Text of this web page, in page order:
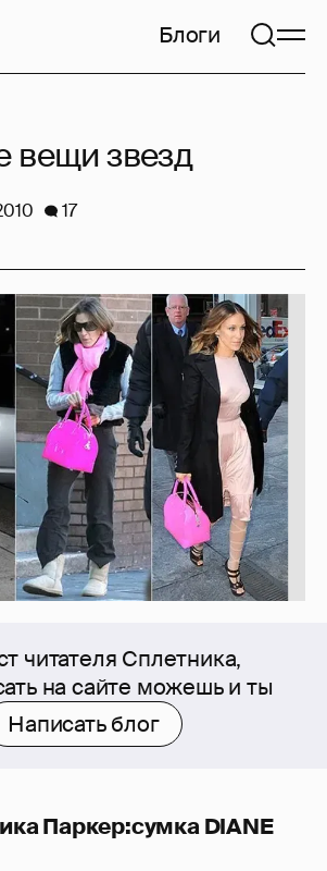
Блоги
читателя Сплетника,
на сайте можешь и ты
Написать блог
Паркер:сумка DIANE
звезд
17